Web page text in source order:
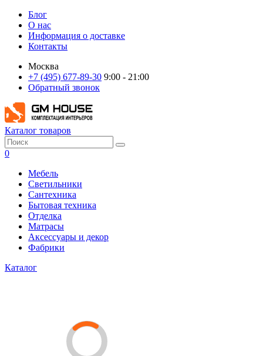
Блог
О нас
Информация о доставке
Контакты
Москва
+7 (495) 677-89-30 9:00 - 21:00
Обратный звонок
Каталог товаров
0
Мебель
Светильники
Сантехника
Бытовая техника
Отделка
Матрасы
Аксессуары и декор
Фабрики
Каталог